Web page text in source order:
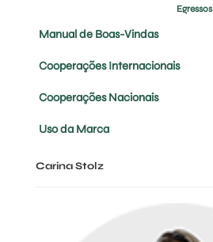
Egressos
Manual de Boas-Vindas
Cooperações Internacionais
Cooperações Nacionais
Uso da Marca
Carina Stolz